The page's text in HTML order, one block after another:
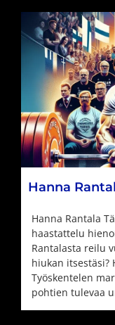
Hanna
Hanna Rantala
haastattelu
Rantalasta reilu
hiukan itsestäsi?
Työskentelen
pohtien tulevaa